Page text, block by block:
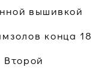
вышивкой
конца 18